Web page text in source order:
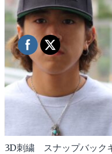
3D刺繍 スナップバック